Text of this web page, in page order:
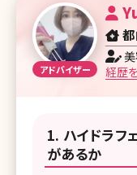
経歴
ハイドラフ
があるか